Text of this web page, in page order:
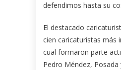
defendimos hasta su
El destacado
cien caricaturistas más
cual formaron parte
Pedro Méndez, Posada